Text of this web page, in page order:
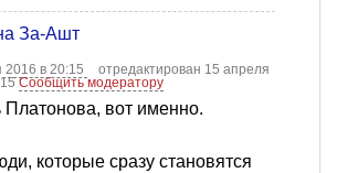
За-Ашт
2016 в 20:15
отредактирован 15 апреля
Сообщить модератору
вот именно.
которые сразу становятся